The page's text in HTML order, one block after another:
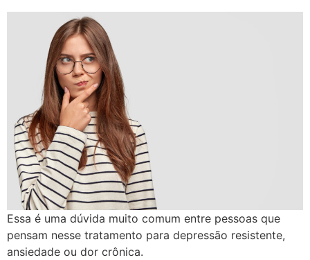
Essa é uma dúvida muito comum entre pessoas que
pensam nesse tratamento para depressão resistente,
ansiedade ou dor crônica.